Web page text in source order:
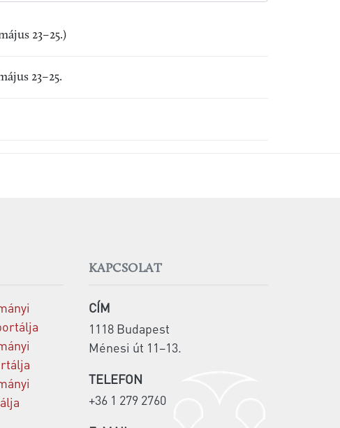
23–25.)
23–25.
KAPCSOLAT
CÍM
1118 Budapest
Ménesi út 11–13.
TELEFON
+36 1 279 2760